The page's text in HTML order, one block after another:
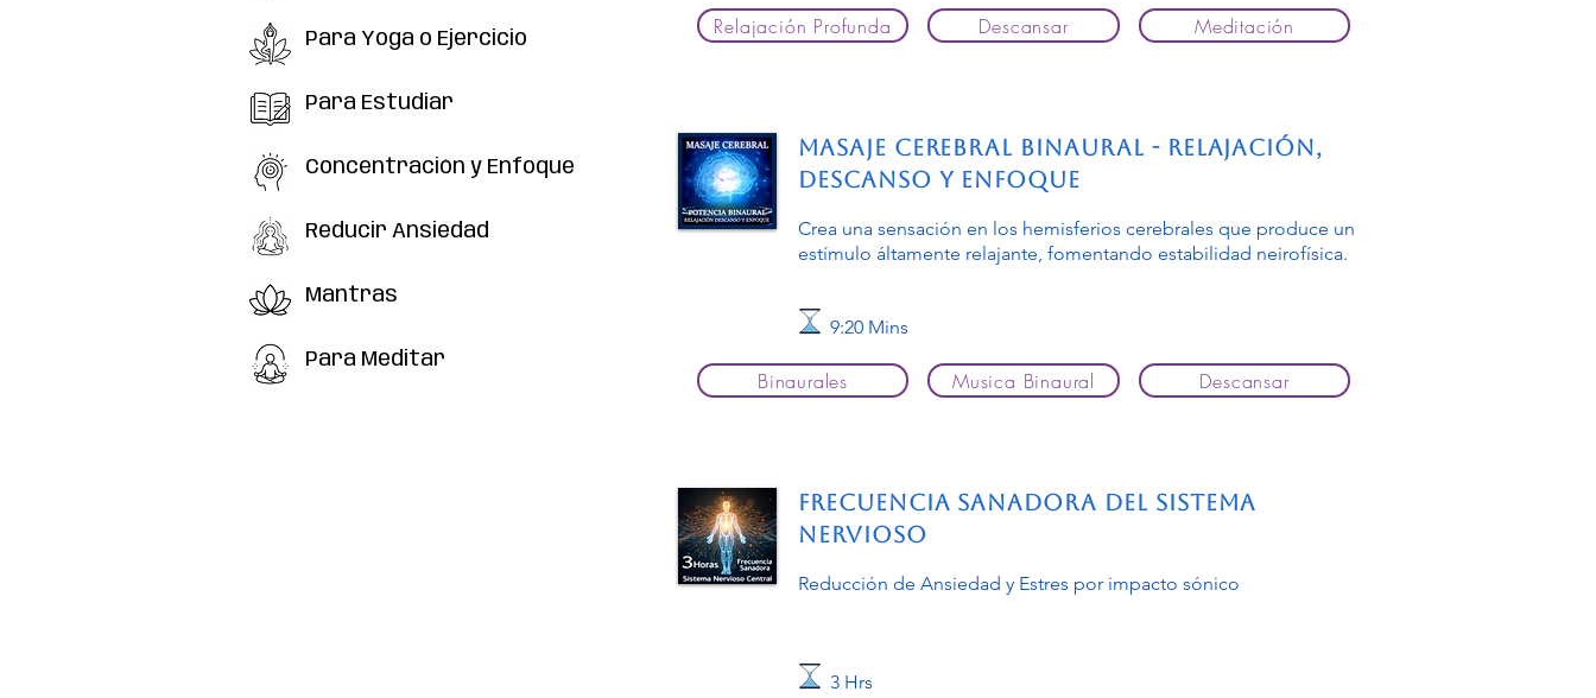
Relajación Profunda Descansar Meditación
Masaje Cerebral Binaural - Relajación,
Descanso y Enfoque
Crea una sensación en los hemisferios cerebrales que produce un
estímulo áltamente relajante, fomentando estabilidad neirofísica.
9:20 Mins
Binaurales Musica Binaural Descansar
Frecuencia Sanadora del Sistema
Nervioso
Reducción de Ansiedad y Estres por impacto sónico
3 Hrs
Para Yoga o Ejercicio Para Yoga o Ejercicio
Para Estudiar Para Estudiar
Concentración y Enfoque Concentración y Enfoque
Reducir Ansiedad Reducir Ansiedad
Mantras Mantras
Para Meditar Para Meditar